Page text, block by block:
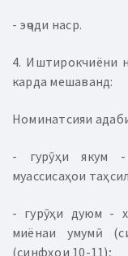
- эҷоди наср.
4. Иштирокчиёни
карда мешаванд:
Номинатсияи
- гурӯҳи якум -
муассисаҳои
- гурӯҳи дуюм -
миёнаи умумӣ
(синфҳои 10-11);